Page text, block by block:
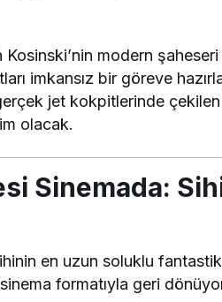
modern
imkansız bir göreve
jet kokpitlerinde çekilen
olacak.
Sinemada:
en uzun soluklu fantastik
formatıyla geri